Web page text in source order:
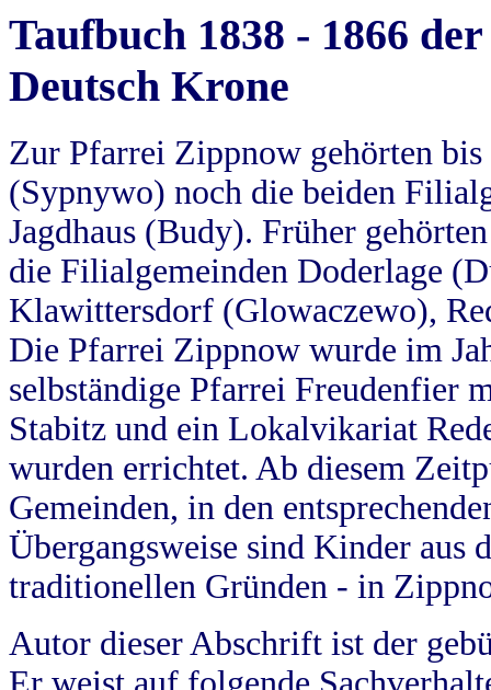
Taufbuch 1838 - 1866
Deutsch Krone
Zur Pfarrei Zippnow gehörten
(Sypnywo) noch die beiden
Jagdhaus (Budy). Früher
die Filialgemeinden Doderlage
Klawittersdorf (Glowaczewo),
Die Pfarrei Zippnow wurde im
selbständige Pfarrei Freudenfier
Stabitz und ein Lokalvikariat
wurden errichtet. Ab diesem
Gemeinden, in den
Übergangsweise sind Kinder aus
traditionellen Gründen - in
Autor dieser Abschrift ist der